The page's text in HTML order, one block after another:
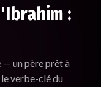
:
— un père prêt à
verbe-clé du